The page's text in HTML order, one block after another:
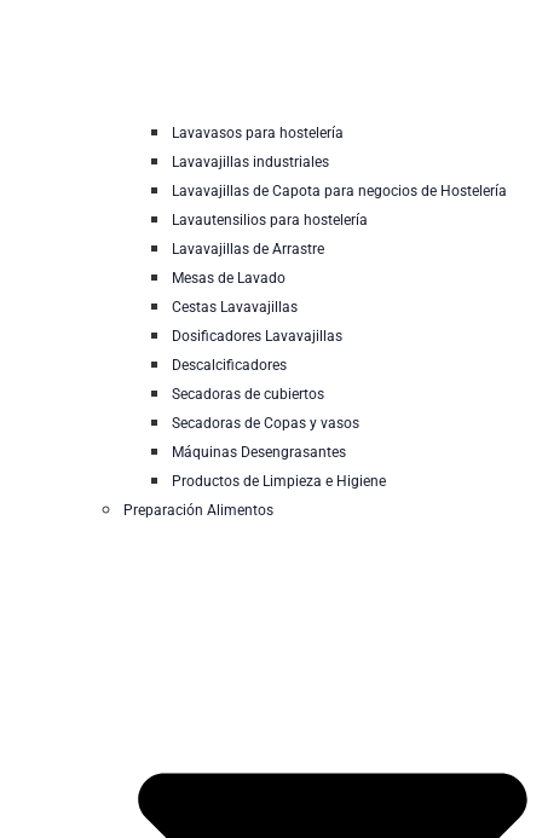
Lavavasos para hostelería
Lavavajillas industriales
Lavavajillas de Capota para negocios de Hostelería
Lavautensilios para hostelería
Lavavajillas de Arrastre
Mesas de Lavado
Cestas Lavavajillas
Dosificadores Lavavajillas
Descalcificadores
Secadoras de cubiertos
Secadoras de Copas y vasos
Máquinas Desengrasantes
Productos de Limpieza e Higiene
Preparación Alimentos